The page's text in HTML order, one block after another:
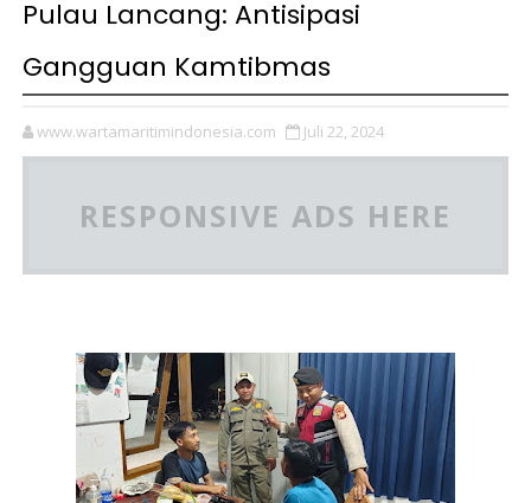
Pulau Lancang: Antisipasi
Gangguan Kamtibmas
www.wartamaritimindonesia.com Juli 22, 2024
RESPONSIVE ADS HERE